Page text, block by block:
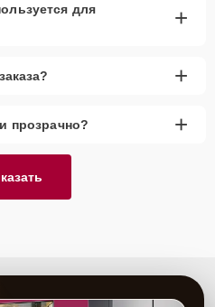
для
+
+
прозрачно? +